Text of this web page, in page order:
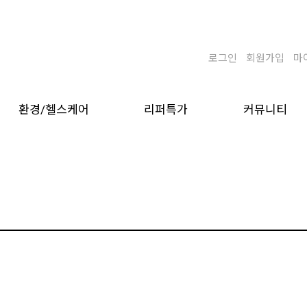
로그인 회원가입 마
환경/헬스케어 리퍼특가 커뮤니티